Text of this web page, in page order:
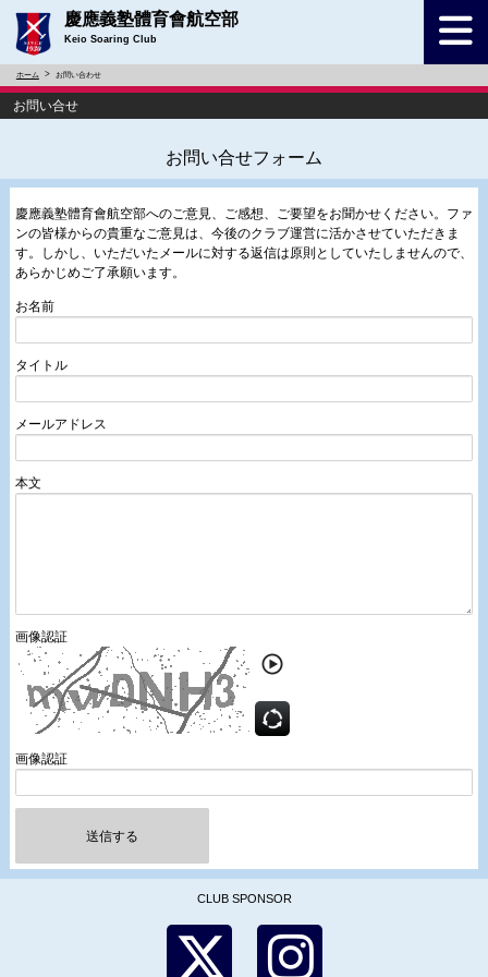
慶應義塾體育會航空部
Keio Soaring Club
ホーム お問い合わせ
お問い合せ
お問い合せフォーム
慶應義塾體育會航空部へのご意見、ご感想、ご要望をお聞かせください。ファ
ンの皆様からの貴重なご意見は、今後のクラブ運営に活かさせていただきま
す。しかし、いただいたメールに対する返信は原則としていたしませんので、
あらかじめご了承願います。
お名前
タイトル
メールアドレス
本文
画像認証
画像認証
送信する
CLUB SPONSOR